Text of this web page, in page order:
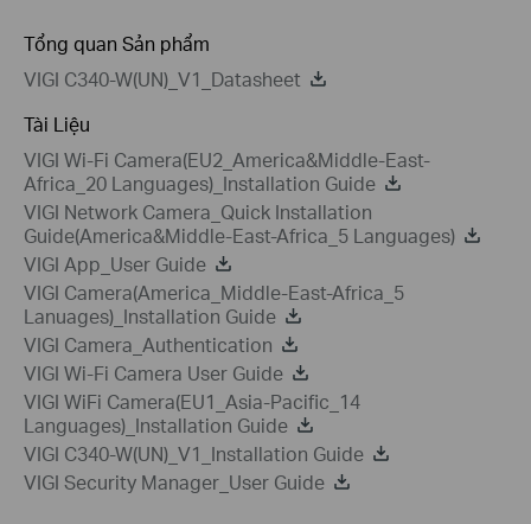
Tổng quan Sản phẩm
VIGI C340-W(UN)_V1_Datasheet
Tài Liệu
VIGI Wi-Fi Camera(EU2_America&Middle-East-
Africa_20 Languages)_Installation Guide
VIGI Network Camera_Quick Installation
Guide(America&Middle-East-Africa_5 Languages)
VIGI App_User Guide
VIGI Camera(America_Middle-East-Africa_5
Lanuages)_Installation Guide
VIGI Camera_Authentication
VIGI Wi-Fi Camera User Guide
VIGI WiFi Camera(EU1_Asia-Pacific_14
Languages)_Installation Guide
VIGI C340-W(UN)_V1_Installation Guide
VIGI Security Manager_User Guide